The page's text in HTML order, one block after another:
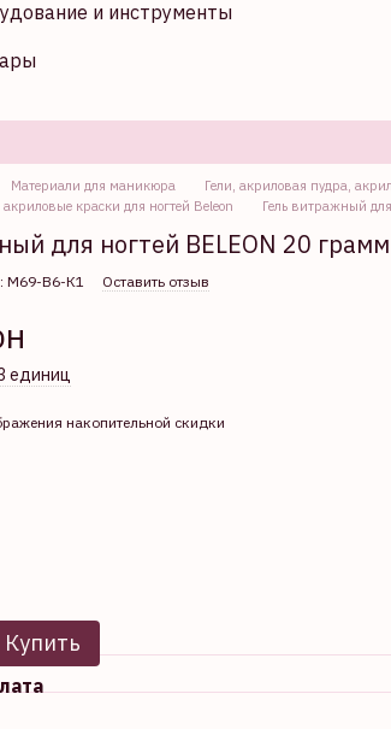
и инструменты
Материали для маникюра
Гели, акриловая пудра,
краски для ногтей Beleon
Гель витражный
для ногтей BELEON 20
М69-В6-К1 Оставить отзыв
единиц
накопительной скидки
Купить